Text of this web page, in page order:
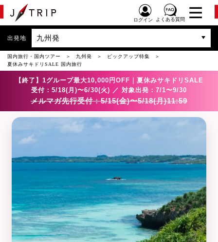
ログイン よくある質問
出発地 九州発
国内旅行・国内ツアー 九州発
ピックアップ特集
夏休みサキドリSALE 国内旅行
【終了】1グループ最大10,000円OFF｜夏休みサキドリSALE
受付：5/18(月)〜6/30(火) ／ 対象出発：7/1〜9/30
メルマガ先行受付：5/15(金)〜5/18(月)11:59